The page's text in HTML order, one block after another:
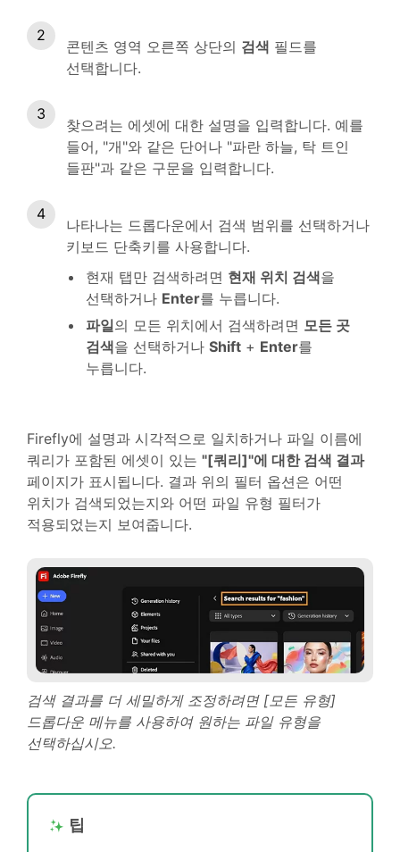
콘텐츠 영역 오른쪽 상단의 검색 필드를
선택합니다.
찾으려는 에셋에 대한 설명을 입력합니다. 예를
들어, "개"와 같은 단어나 "파란 하늘, 탁 트인
들판"과 같은 구문을 입력합니다.
나타나는 드롭다운에서 검색 범위를 선택하거나
키보드 단축키를 사용합니다.
현재 탭만 검색하려면 현재 위치 검색을
선택하거나 Enter를 누릅니다.
파일의 모든 위치에서 검색하려면 모든 곳
검색을 선택하거나 Shift + Enter를
누릅니다.
Firefly에 설명과 시각적으로 일치하거나 파일 이름에
쿼리가 포함된 에셋이 있는 "[쿼리]"에 대한 검색 결과
페이지가 표시됩니다. 결과 위의 필터 옵션은 어떤
위치가 검색되었는지와 어떤 파일 유형 필터가
적용되었는지 보여줍니다.
검색 결과를 더 세밀하게 조정하려면 [모든 유형]
드롭다운 메뉴를 사용하여 원하는 파일 유형을
선택하십시오.
팁